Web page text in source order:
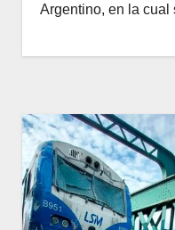
Argentino, en la